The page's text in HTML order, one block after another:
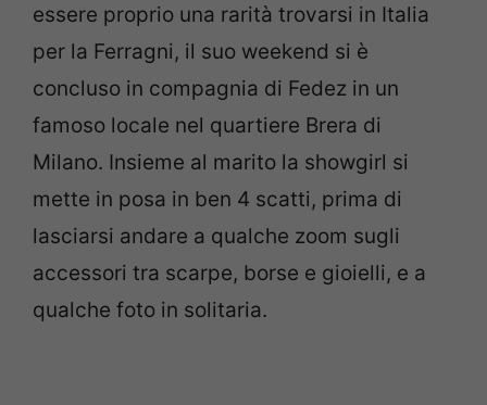
essere proprio una rarità trovarsi in Italia
per la Ferragni, il suo weekend si è
concluso in compagnia di Fedez in un
famoso locale nel quartiere Brera di
Milano. Insieme al marito la showgirl si
mette in posa in ben 4 scatti, prima di
lasciarsi andare a qualche zoom sugli
accessori tra scarpe, borse e gioielli, e a
qualche foto in solitaria.